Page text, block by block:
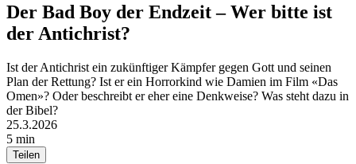
Der Bad Boy der Endzeit – Wer bitte ist
der Antichrist?
Ist der Antichrist ein zukünftiger Kämpfer gegen Gott und seinen
Plan der Rettung? Ist er ein Horrorkind wie Damien im Film «Das
Omen»? Oder beschreibt er eher eine Denkweise? Was steht dazu in
der Bibel?
25.3.2026
5 min
Teilen